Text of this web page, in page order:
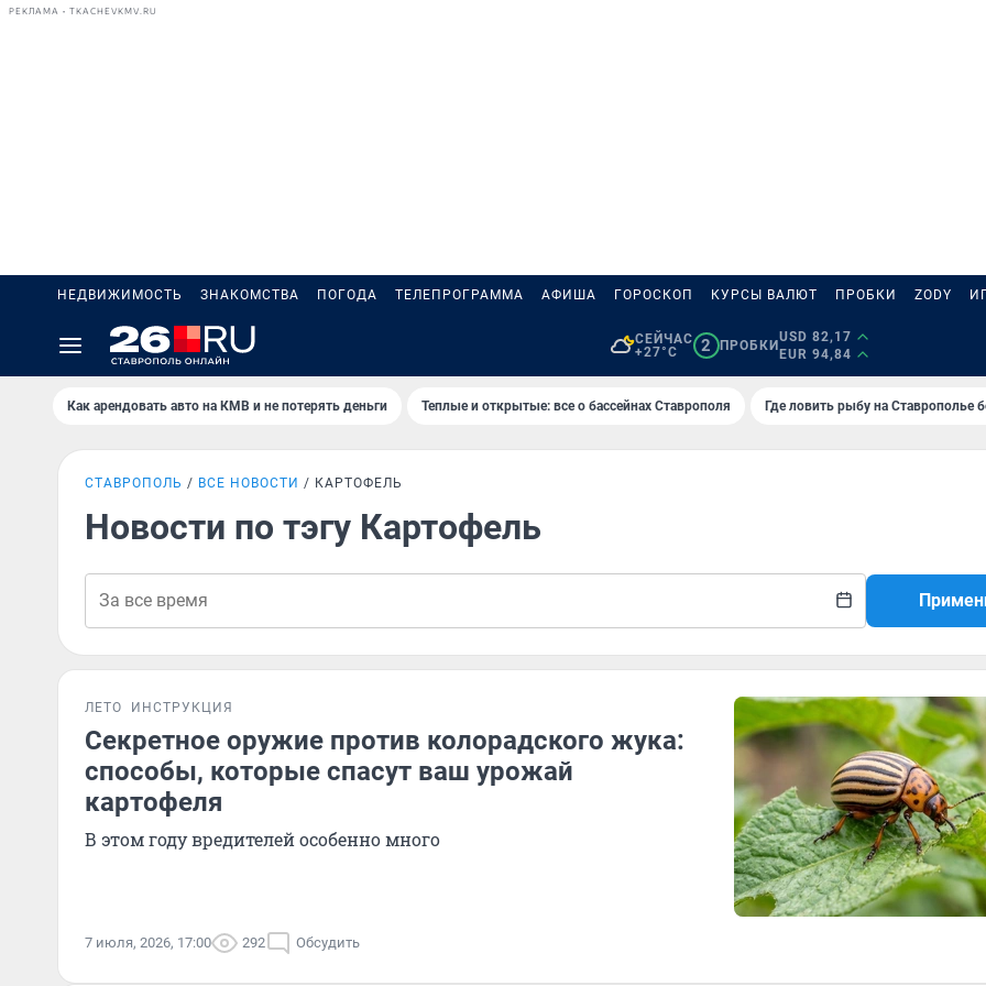
РЕКЛАМА • TKACHEVKMV.RU
НЕДВИЖИМОСТЬ ЗНАКОМСТВА ПОГОДА ТЕЛЕПРОГРАММА АФИША ГОРОСКОП КУРСЫ ВАЛЮТ ПРОБКИ ZODY
СЕЙЧАС
+27°C
2 ПРОБКИ
USD 82,17
EUR 94,84
Как арендовать авто на КМВ и не потерять деньги Теплые и открытые: все о бассейнах Ставрополя Где ловить рыбу на Ставрополье
СТАВРОПОЛЬ ВСЕ НОВОСТИ КАРТОФЕЛЬ
Новости по тэгу Картофель
ЛЕТО ИНСТРУКЦИЯ
Секретное оружие против колорадского жука:
способы, которые спасут ваш урожай
картофеля
В этом году вредителей особенно много
7 июля, 2026, 17:00 292 Обсудить